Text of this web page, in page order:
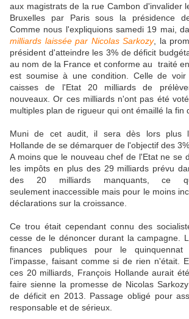
aux magistrats de la rue Cambon d'invalider
Bruxelles par Paris sous la présidence
Comme nous l'expliquions samedi 19 mai,
milliards laissée par Nicolas Sarkozy, la
président d'atteindre les 3% de déficit
au nom de la France et conforme au traité
est soumise à une condition. Celle de voir
caisses de l'Etat 20 milliards de
nouveaux. Or ces milliards n'ont pas été
multiples plan de rigueur qui ont émaillé la fin
Muni de cet audit, il sera dès lors plus
Hollande de se démarquer de l'objectif des
A moins que le nouveau chef de l'Etat ne se
les impôts en plus des 29 milliards prévu
des 20 milliards manquants, ce
seulement inaccessible mais pour le moins
déclarations sur la croissance.
Ce trou était cependant connu des
cesse de le dénoncer durant la campagne.
finances publiques pour le
l'impasse, faisant comme si de rien n'était.
ces 20 milliards, François Hollande aurait
faire sienne la promesse de Nicolas
de déficit en 2013. Passage obligé pour
responsable et de sérieux.